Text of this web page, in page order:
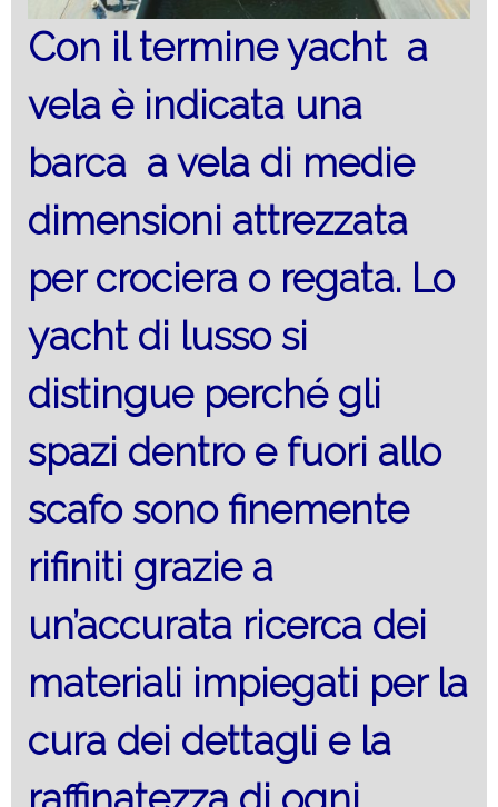
Con il termine yacht a
vela è indicata una
barca a vela di medie
dimensioni attrezzata
per crociera o regata. Lo
yacht di lusso si
distingue perché gli
spazi dentro e fuori allo
scafo sono finemente
rifiniti grazie a
un’accurata ricerca dei
materiali impiegati per la
cura dei dettagli e la